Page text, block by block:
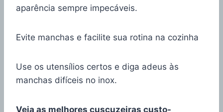
aparência sempre impecáveis.
Evite manchas e facilite sua rotina na cozinha
Use os utensílios certos e diga adeus às
manchas difíceis no inox.
Veja as melhores cuscuzeiras custo-